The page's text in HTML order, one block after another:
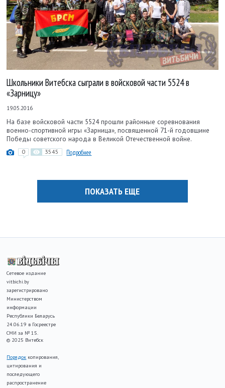
Школьники Витебска сыграли в войсковой части 5524 в
«Зарницу»
19.05.2016
На базе войсковой части 5524 прошли районные соревнования
военно-спортивной игры «Зарница», посвященной 71-й годовщине
Победы советского народа в Великой Отечественной войне.
0 3545 Подробнее
ПОКАЗАТЬ ЕЩЕ
Сетевое издание
vitbichi.by
зарегистрировано
Министерством
информации
Республики Беларусь
24.06.19 в Госреестре
СМИ за № 15.
© 2025 Витебск
Порядок копирования,
цитирования и
последующего
распространение